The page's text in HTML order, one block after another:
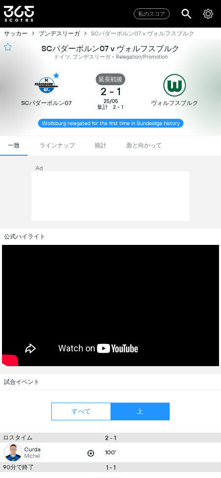
私のスコア
サッカー ブンデスリーガ SCパダーボルン07 v ヴォルフスブルク
SCパダーボルン07 v ヴォルフスブルク
ドイツ, ブンデスリーガ - Relegation/Promotion
SCパダーボルン07
延長戦後
2 - 1
25/05
集計
2 - 1
ヴォルフスブルク
Wolfsburg relegated for the first time in Bundesliga history
一致 ラインナップ 統計 面と向かって
Ad
公式ハイライト
試合イベント
すべて 上
ロスタイム 2 - 1
Curda
Michel 100'
90分で終了 1 - 1